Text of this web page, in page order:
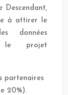
Descendant,
à attirer le
données
le projet
partenaires
20%).